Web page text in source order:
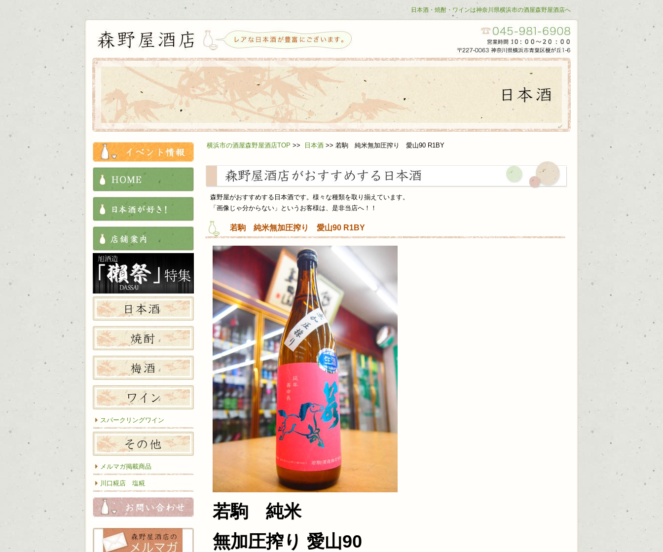
日本酒・焼酎・ワインは神奈川県横浜市の酒屋森野屋酒店へ
お知らせ
これから日本酒を好きになる方へ
店舗案内
獺祭特集
日本酒
ワイン
スパークリングワイン
その他
メルマガ掲載商品
川口糀店 塩糀
横浜市の酒屋森野屋酒店TOP >> 日本酒 >> 若駒 純米無加圧搾り 愛山90 R1BY
森野屋がおすすめする日本酒です。様々な種類を取り揃えています。
「画像じゃ分からない」というお客様は、是非当店へ！！
若駒 純米無加圧搾り 愛山90 R1BY
若駒 純米
無加圧搾り 愛山90